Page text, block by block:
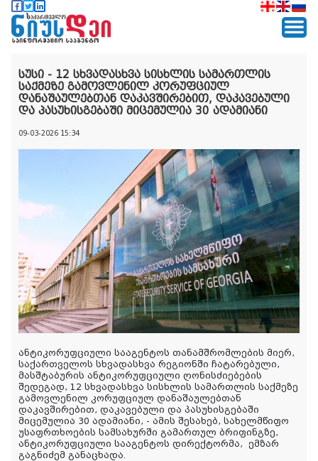
სუსი - 12 სხვადასხვა სისხლის სამართლის
საქმეზე გამოვლენილ კორუფციულ
დანაშაულებთან დაკავშირებით, დაკავებული
და პასუხისგებაში მიცემულია 30 ადამიანი
09-03-2026 15:34
ანტიკორუფციული სააგენტოს თანამშრომლების მიერ,
საქართველოს სხვადასხვა რეგიონში ჩატარებული,
მასშტაბურის ანტიკორუფციული ღონისძიებების
შედეგად, 12 სხვადასხვა სისხლის სამართლის საქმეზე
გამოვლენილ კორუფციულ დანაშაულებთან
დაკავშირებით, დაკავებული და პასუხისგებაში
მიცემულია 30 ადამიანი, - ამის შესახებ, სახელმწიფო
უსაფრთხოების სამსახურში გამართულ ბრიფინგზე,
ანტიკორუფციული სააგენტოს დირექტორმა, ემზარ
გაგნიძემ განაცხადა.